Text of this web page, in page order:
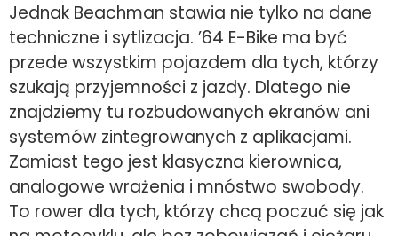
Jednak Beachman stawia nie tylko na dane
techniczne i sytlizacja. ’64 E-Bike ma być
przede wszystkim pojazdem dla tych, którzy
szukają przyjemności z jazdy. Dlatego nie
znajdziemy tu rozbudowanych ekranów ani
systemów zintegrowanych z aplikacjami.
Zamiast tego jest klasyczna kierownica,
analogowe wrażenia i mnóstwo swobody.
To rower dla tych, którzy chcą poczuć się jak